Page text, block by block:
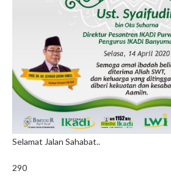
Selamat Jalan Sahabat..
290